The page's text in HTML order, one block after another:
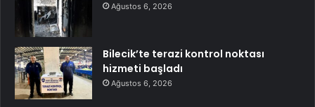
Ağustos 6, 2026
Bilecik’te terazi kontrol noktası
hizmeti başladı
Ağustos 6, 2026